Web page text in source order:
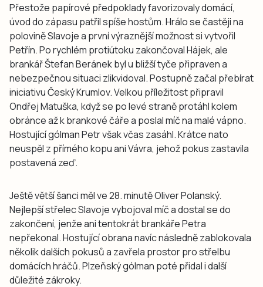
Přestože papírové předpoklady favorizovaly domácí,
úvod do zápasu patřil spíše hostům. Hrálo se častěji na
polovině Slavoje a první výraznější možnost si vytvořil
Petřín. Po rychlém protiútoku zakončoval Hájek, ale
brankář Štefan Beránek byl u bližší tyče připraven a
nebezpečnou situaci zlikvidoval. Postupně začal přebírat
iniciativu Český Krumlov. Velkou příležitost připravil
Ondřej Matuška, když se po levé straně protáhl kolem
obránce až k brankové čáře a poslal míč na malé vápno.
Hostující gólman Petr však včas zasáhl. Krátce nato
neuspěl z přímého kopu ani Vávra, jehož pokus zastavila
postavená zeď.
Ještě větší šanci měl ve 28. minutě Oliver Polanský.
Nejlepší střelec Slavoje vybojoval míč a dostal se do
zakončení, jenže ani tentokrát brankáře Petra
nepřekonal. Hostující obrana navíc následně zablokovala
několik dalších pokusů a zavřela prostor pro střelbu
domácích hráčů. Plzeňský gólman poté přidal i další
důležité zákroky.